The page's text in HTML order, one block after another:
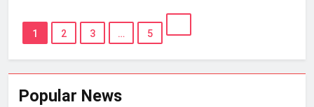
1 2 3 … 5
Popular News